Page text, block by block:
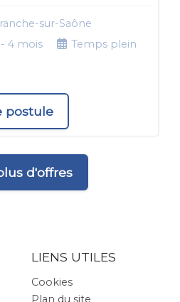
sur-Saône
4 mois
Temps plein
postule
d'offres
LIENS UTILES
Cookies
Plan du site